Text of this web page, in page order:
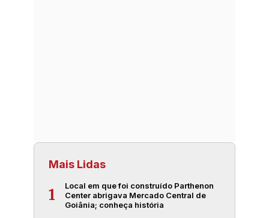
Mais Lidas
1
Local em que foi construído Parthenon
Center abrigava Mercado Central de
Goiânia; conheça história